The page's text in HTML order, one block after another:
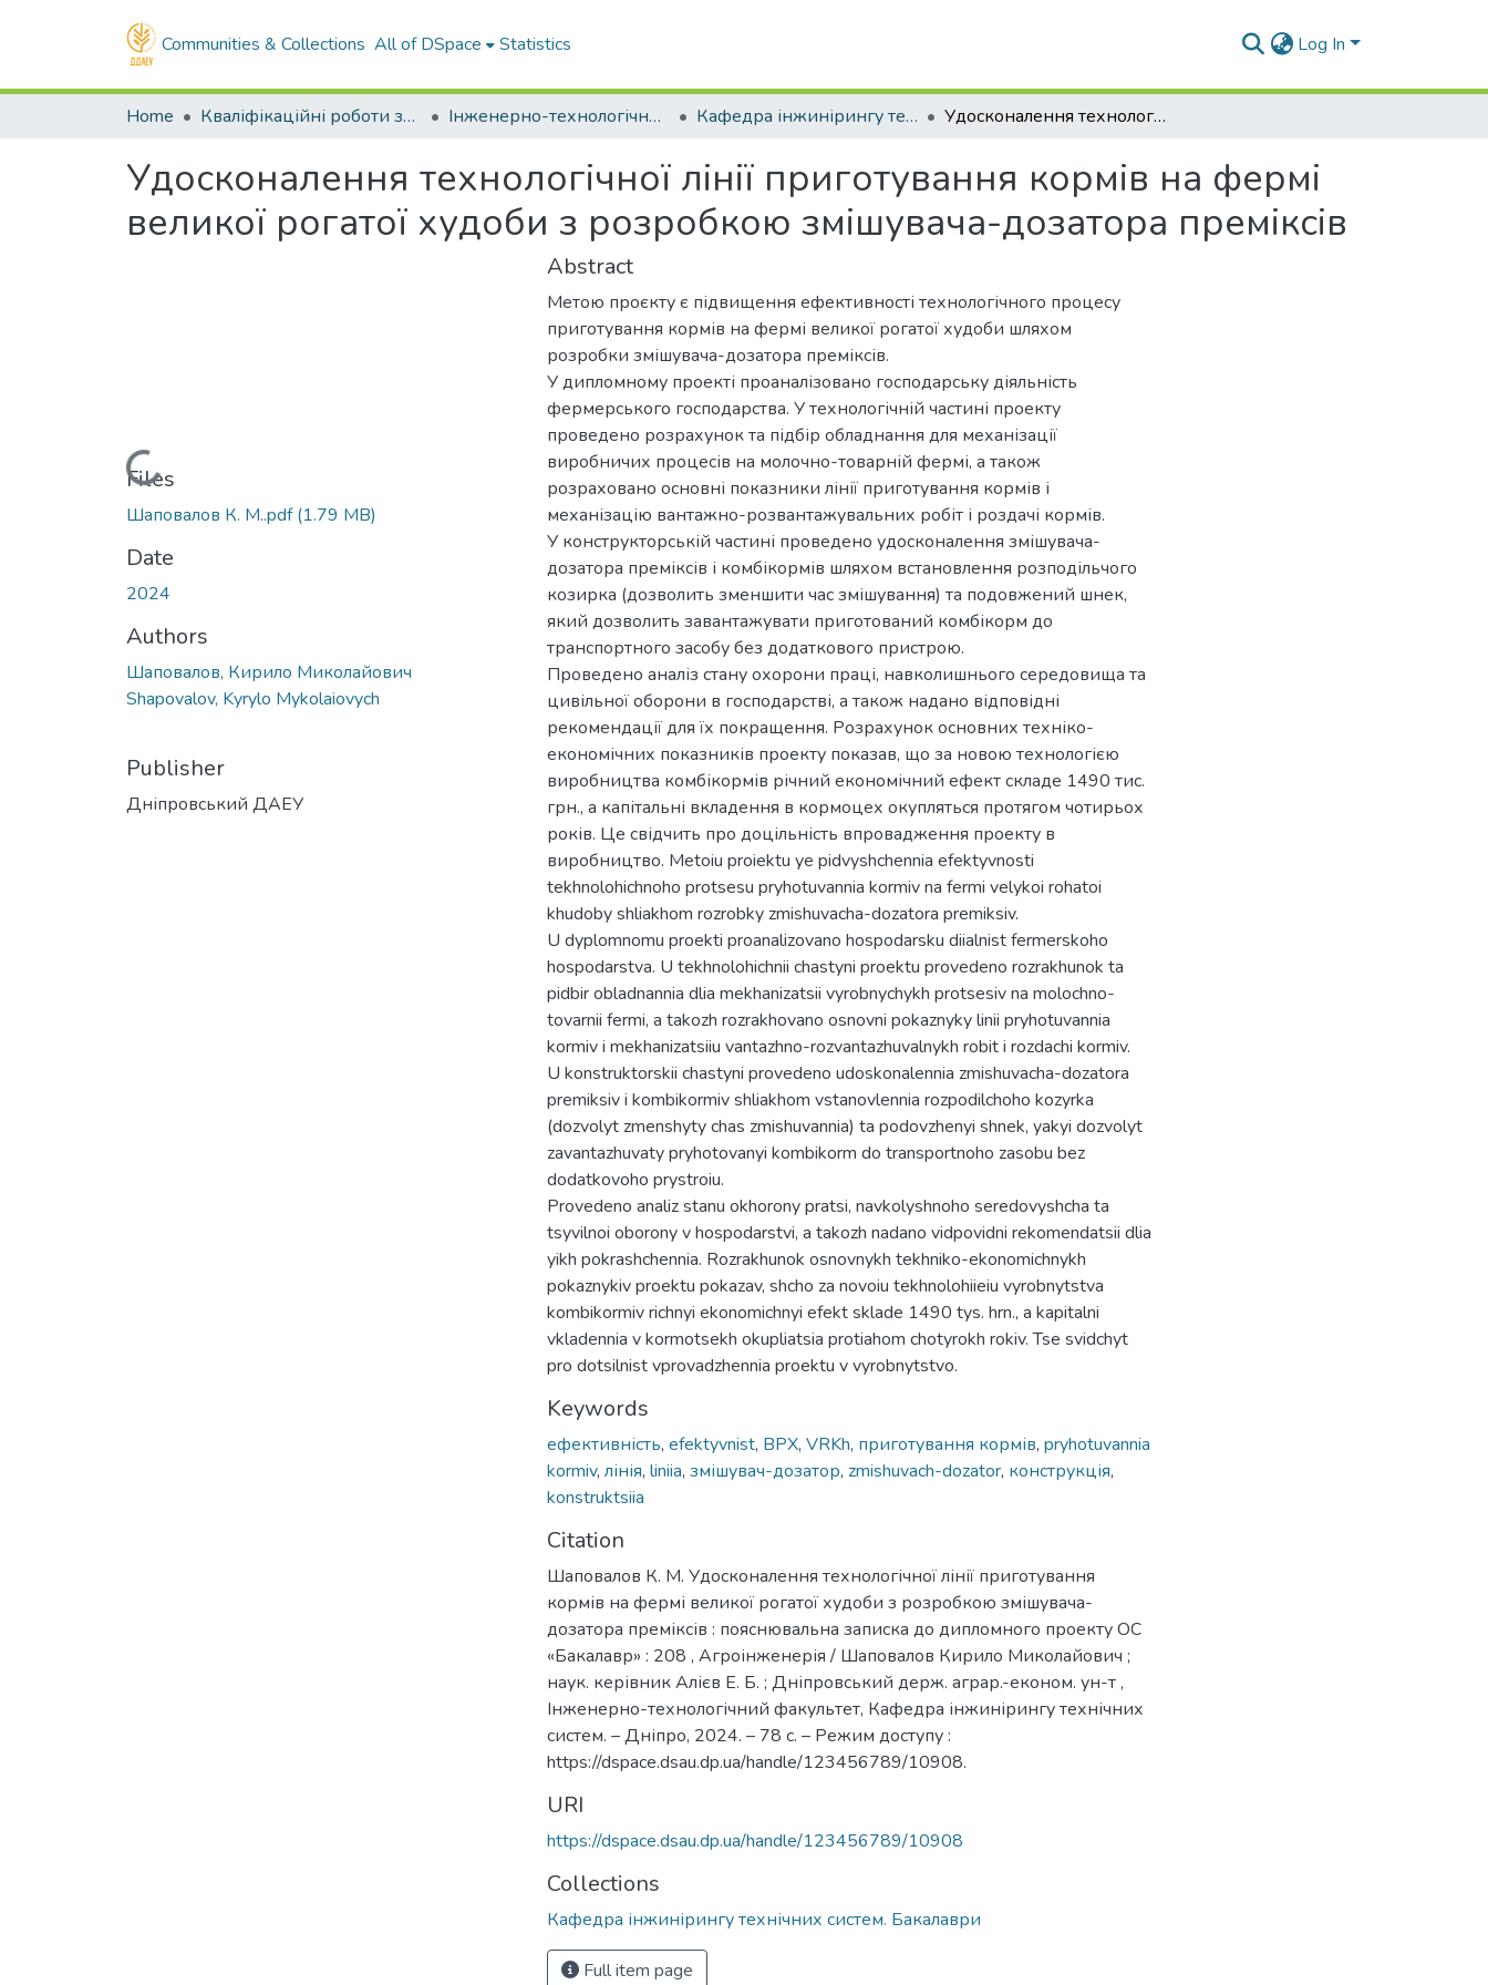
Communities & Collections All of DSpace Statistics Log In
Home Кваліфікаційні роботи здобувачів вищої освіти Інженерно-технологічний факультет Кафедра інжинірингу технічних систем. Бакалаври Удосконалення технологічної лінії приготування кормів на фермі великої рогатої худоби з розробкою змішувача-дозатора преміксів
Удосконалення технологічної лінії приготування кормів на фермі
великої рогатої худоби з розробкою змішувача-дозатора преміксів
Loading...
Files
Шаповалов К. М..pdf(1.79 MB)
Date
2024
Authors
Шаповалов, Кирило Миколайович
Shapovalov, Kyrylo Mykolaiovych
Publisher
Дніпровський ДАЕУ
Abstract
Метою проєкту є підвищення ефективності технологічного процесу
приготування кормів на фермі великої рогатої худоби шляхом
розробки змішувача-дозатора преміксів.
У дипломному проекті проаналізовано господарську діяльність
фермерського господарства. У технологічній частині проекту
проведено розрахунок та підбір обладнання для механізації
виробничих процесів на молочно-товарній фермі, а також
розраховано основні показники лінії приготування кормів і
механізацію вантажно-розвантажувальних робіт і роздачі кормів.
У конструкторській частині проведено удосконалення змішувача-
дозатора преміксів і комбікормів шляхом встановлення розподільчого
козирка (дозволить зменшити час змішування) та подовжений шнек,
який дозволить завантажувати приготований комбікорм до
транспортного засобу без додаткового пристрою.
Проведено аналіз стану охорони праці, навколишнього середовища та
цивільної оборони в господарстві, а також надано відповідні
рекомендації для їх покращення. Розрахунок основних техніко-
економічних показників проекту показав, що за новою технологією
виробництва комбікормів річний економічний ефект складе 1490 тис.
грн., а капітальні вкладення в кормоцех окупляться протягом чотирьох
років. Це свідчить про доцільність впровадження проекту в
виробництво. Metoiu proiektu ye pidvyshchennia efektyvnosti
tekhnolohichnoho protsesu pryhotuvannia kormiv na fermi velykoi rohatoi
khudoby shliakhom rozrobky zmishuvacha-dozatora premiksiv.
U dyplomnomu proekti proanalizovano hospodarsku diialnist fermerskoho
hospodarstva. U tekhnolohichnii chastyni proektu provedeno rozrakhunok ta
pidbir obladnannia dlia mekhanizatsii vyrobnychykh protsesiv na molochno-
tovarnii fermi, a takozh rozrakhovano osnovni pokaznyky linii pryhotuvannia
kormiv i mekhanizatsiiu vantazhno-rozvantazhuvalnykh robit i rozdachi kormiv.
U konstruktorskii chastyni provedeno udoskonalennia zmishuvacha-dozatora
premiksiv i kombikormiv shliakhom vstanovlennia rozpodilchoho kozyrka
(dozvolyt zmenshyty chas zmishuvannia) ta podovzhenyi shnek, yakyi dozvolyt
zavantazhuvaty pryhotovanyi kombikorm do transportnoho zasobu bez
dodatkovoho prystroiu.
Provedeno analiz stanu okhorony pratsi, navkolyshnoho seredovyshcha ta
tsyvilnoi oborony v hospodarstvi, a takozh nadano vidpovidni rekomendatsii dlia
yikh pokrashchennia. Rozrakhunok osnovnykh tekhniko-ekonomichnykh
pokaznykiv proektu pokazav, shcho za novoiu tekhnolohiieiu vyrobnytstva
kombikormiv richnyi ekonomichnyi efekt sklade 1490 tys. hrn., a kapitalni
vkladennia v kormotsekh okupliatsia protiahom chotyrokh rokiv. Tse svidchyt
pro dotsilnist vprovadzhennia proektu v vyrobnytstvo.
Keywords
ефективність, efektyvnist, ВРХ, VRKh, приготування кормів, pryhotuvannia
kormiv, лінія, liniia, змішувач-дозатор, zmishuvach-dozator, конструкція,
konstruktsiia
Citation
Шаповалов К. М. Удосконалення технологічної лінії приготування
кормів на фермі великої рогатої худоби з розробкою змішувача-
дозатора преміксів : пояснювальна записка до дипломного проекту ОС
«Бакалавр» : 208 , Агроінженерія / Шаповалов Кирило Миколайович ;
наук. керівник Алієв Е. Б. ; Дніпровський держ. аграр.-економ. ун-т ,
Інженерно-технологічний факультет, Кафедра інжинірингу технічних
систем. – Дніпро, 2024. – 78 с. – Режим доступу :
https://dspace.dsau.dp.ua/handle/123456789/10908.
URI
https://dspace.dsau.dp.ua/handle/123456789/10908
Collections
Кафедра інжинірингу технічних систем. Бакалаври
Full item page